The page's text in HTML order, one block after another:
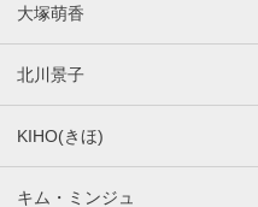
大塚萌香
北川景子
KIHO(きほ)
キム・ミンジュ